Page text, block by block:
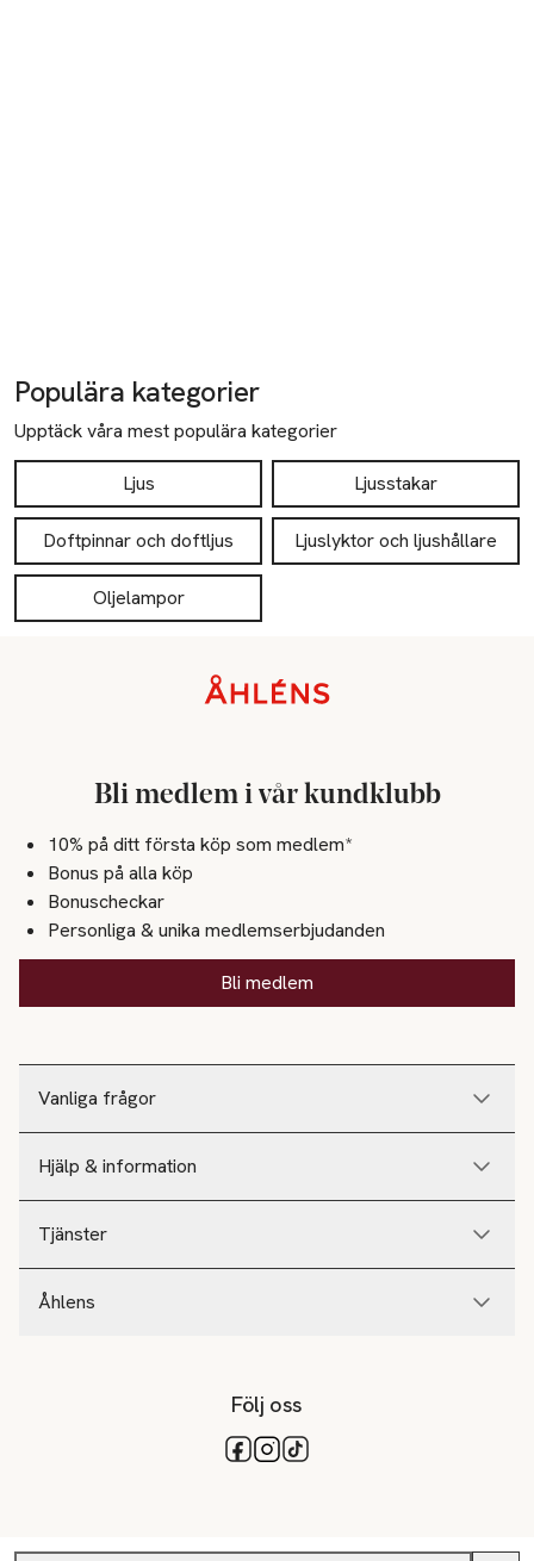
Populära kategorier
Upptäck våra mest populära kategorier
Ljus Ljusstakar
Doftpinnar och doftljus Ljuslyktor och ljushållare
Oljelampor
Vanliga frågor
Hjälp & information
Tjänster
Åhlens
Bli medlem i vår kundklubb
10% på ditt första köp som medlem*
Bonus på alla köp
Bonuscheckar
Personliga & unika medlemserbjudanden
Bli medlem
Följ oss